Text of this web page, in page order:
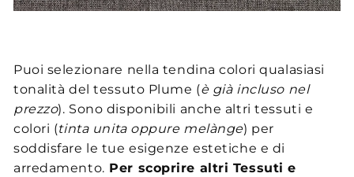
Puoi selezionare nella tendina colori qualasiasi
tonalità del tessuto Plume (è già incluso nel
prezzo). Sono disponibili anche altri tessuti e
colori (tinta unita oppure melànge) per
soddisfare le tue esigenze estetiche e di
arredamento. Per scoprire altri Tessuti e